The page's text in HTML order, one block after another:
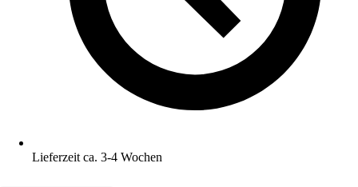
Lieferzeit ca. 3-4 Wochen